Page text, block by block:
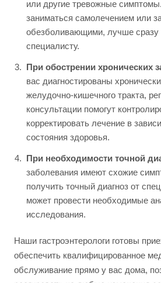
или другие тревожные
заниматься самолечением или
обезболивающими, лучше сразу
специалисту.
При обострении хронических
вас диагностированы
желудочно-кишечного тракта,
консультации помогут
корректировать лечение в
состояния здоровья.
При необходимости точной
заболевания имеют схожие
получить точный диагноз от
может провести необходимые
исследования.
Наши гастроэнтерологи готовы
обеспечить квалифицированное
обслуживание прямо у вас дома,